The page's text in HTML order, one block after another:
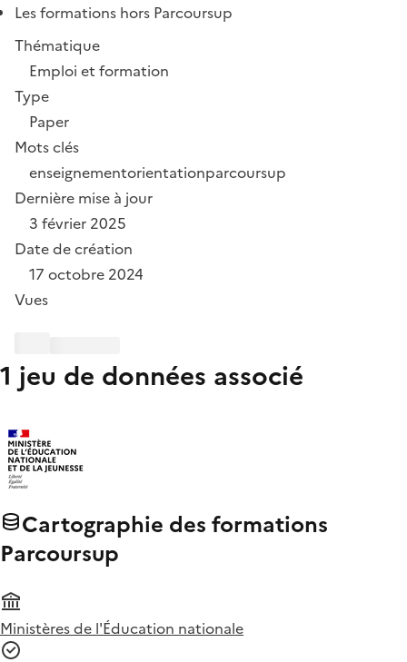
Les formations hors Parcoursup
Thématique
Emploi et formation
Type
Paper
Mots clés
enseignementorientationparcoursup
Dernière mise à jour
3 février 2025
Date de création
17 octobre 2024
Vues
1 jeu de données associé
Cartographie des formations
Parcoursup
Ministères de l'Éducation nationale